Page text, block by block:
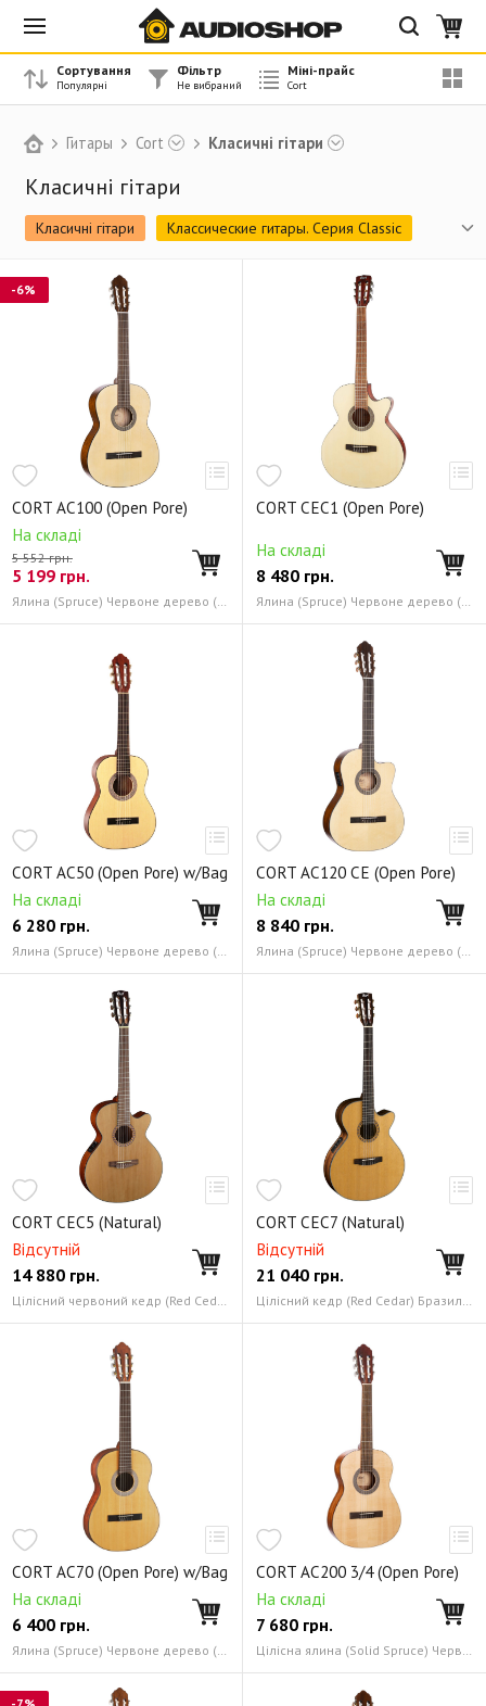
Гитары Cort Класичні гітари
Класичні гітари
Класичні гітари
Классические гитары. Серия Classic
Акустические гитары. Серия AS
Акустические гитары. Серия Earth
Акустические гитары. Серия Luce
Акустические бас-гитары
Электроакустические гитары. Серия Jade
Электроакустические гитары. Серия CJ
Электроакустические гитары. Серия MR
Электроакустические гитары. Серия NDX
Электроакустические гитары. Серия SFX
Электрогитары. Серия Classic Rock Series
Электрогитары. Серия EVL
Электрогитары. Серия G
Электрогитары. Серия Matthias Jabs Signature
Электрогитары. Серия FUEL
Электрогитары. Серия КХ
Электрогитары. Серия M
Электрогитары. Серия Jazz Box
Электрогитары. Серия VX
Электрогитары. Серия X
Электрогитары. Серия Zenox
Бас-гитары. Серия Artisan
Бас-гитары. Серия Action Series
Бас-гитары. Серия Gene Simmons
Бас-гитары. Серия Т
CORT AC100 (Open Pore)
На складі
5 552 грн.
5 199 грн.
Ялина (Spruce) Червоне дерево (Mahogany)
-6%
CORT CEC1 (Open Pore)
На складі
8 480 грн.
Ялина (Spruce) Червоне дерево (Mahogany)
CORT AC50 (Open Pore) w/Bag
На складі
6 280 грн.
Ялина (Spruce) Червоне дерево (Mahogany)
CORT AC120 CE (Open Pore)
На складі
8 840 грн.
Ялина (Spruce) Червоне дерево (Mahogany)
CORT CEC5 (Natural)
Відсутній
14 880 грн.
Цілісний червоний кедр (Red Cedar) Червоне дерево (Mahogany)
CORT CEC7 (Natural)
Відсутній
21 040 грн.
Цілісний кедр (Red Cedar) Бразильське залізне дерево (Pau Ferro)
CORT AC70 (Open Pore) w/Bag
На складі
6 400 грн.
Ялина (Spruce) Червоне дерево (Mahogany)
CORT AC200 3/4 (Open Pore)
На складі
7 680 грн.
Цілісна ялина (Solid Spruce) Червоне дерево (Mahogany)
Сортування Фільтр Міні-прайс